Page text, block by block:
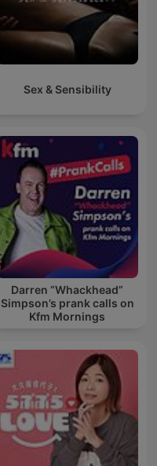
Sex & Sensibility
Darren “Whackhead”
Simpson’s prank calls on
Kfm Mornings